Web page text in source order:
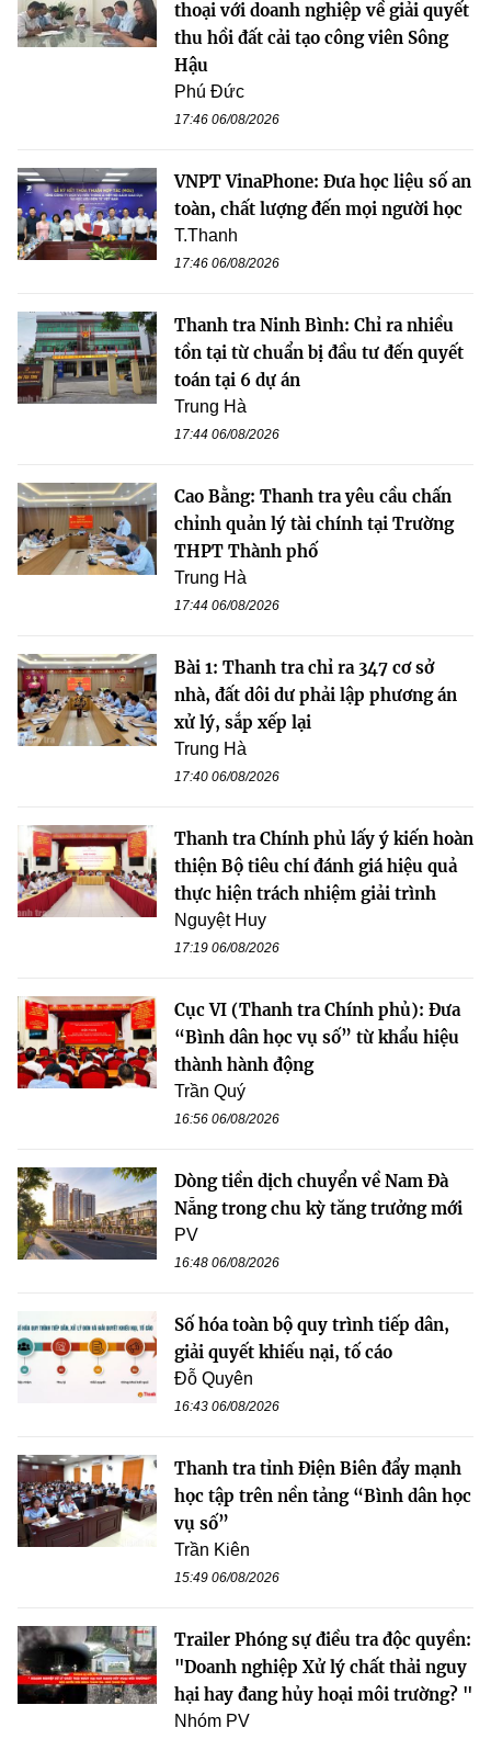
thoại với doanh nghiệp về giải quyết
thu hồi đất cải tạo công viên Sông
Hậu
Phú Đức
17:46 06/08/2026
VNPT VinaPhone: Đưa học liệu số an
toàn, chất lượng đến mọi người học
T.Thanh
17:46 06/08/2026
Thanh tra Ninh Bình: Chỉ ra nhiều
tồn tại từ chuẩn bị đầu tư đến quyết
toán tại 6 dự án
Trung Hà
17:44 06/08/2026
Cao Bằng: Thanh tra yêu cầu chấn
chỉnh quản lý tài chính tại Trường
THPT Thành phố
Trung Hà
17:44 06/08/2026
Bài 1: Thanh tra chỉ ra 347 cơ sở
nhà, đất dôi dư phải lập phương án
xử lý, sắp xếp lại
Trung Hà
17:40 06/08/2026
Thanh tra Chính phủ lấy ý kiến hoàn
thiện Bộ tiêu chí đánh giá hiệu quả
thực hiện trách nhiệm giải trình
Nguyệt Huy
17:19 06/08/2026
Cục VI (Thanh tra Chính phủ): Đưa
“Bình dân học vụ số” từ khẩu hiệu
thành hành động
Trần Quý
16:56 06/08/2026
Dòng tiền dịch chuyển về Nam Đà
Nẵng trong chu kỳ tăng trưởng mới
PV
16:48 06/08/2026
Số hóa toàn bộ quy trình tiếp dân,
giải quyết khiếu nại, tố cáo
Đỗ Quyên
16:43 06/08/2026
Thanh tra tỉnh Điện Biên đẩy mạnh
học tập trên nền tảng “Bình dân học
vụ số”
Trần Kiên
15:49 06/08/2026
Trailer Phóng sự điều tra độc quyền:
"Doanh nghiệp Xử lý chất thải nguy
hại hay đang hủy hoại môi trường? "
Nhóm PV